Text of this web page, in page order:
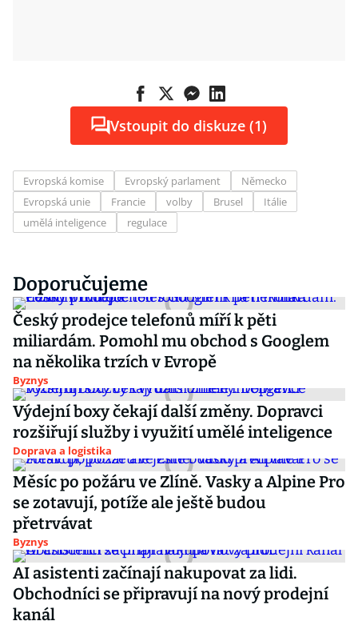
Vstoupit do diskuze (1)
Evropská komise Evropský parlament
Německo
Evropská unie
Francie volby Brusel
Itálie
umělá inteligence
regulace
Doporučujeme
Český prodejce telefonů míří k pěti
miliardám. Pomohl mu obchod s Googlem
na několika trzích v Evropě
Byznys
Výdejní boxy čekají další změny. Dopravci
rozšiřují služby i využití umělé inteligence
Doprava a logistika
Měsíc po požáru ve Zlíně. Vasky a Alpine Pro
se zotavují, potíže ale ještě budou
přetrvávat
Byznys
AI asistenti začínají nakupovat za lidi.
Obchodníci se připravují na nový prodejní
kanál